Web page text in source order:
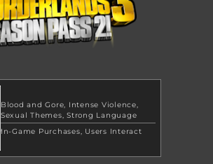
Blood and Gore Intense Violence
Sexual Themes Strong Language
In-Game Purchases
Users Interact